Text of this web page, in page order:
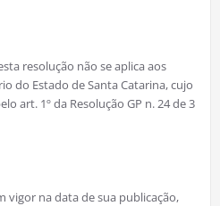
resolução não se aplica aos
do Estado de Santa Catarina, cujo
art. 1º da Resolução GP n. 24 de 3
vigor na data de sua publicação,